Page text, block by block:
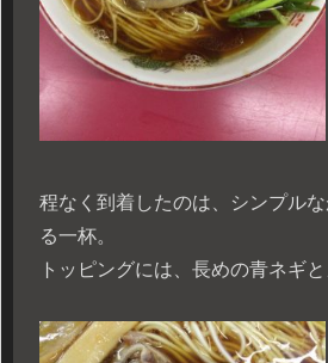
程なく到着したのは、シンプル
る一杯。
トッピングには、長めの青ネギと